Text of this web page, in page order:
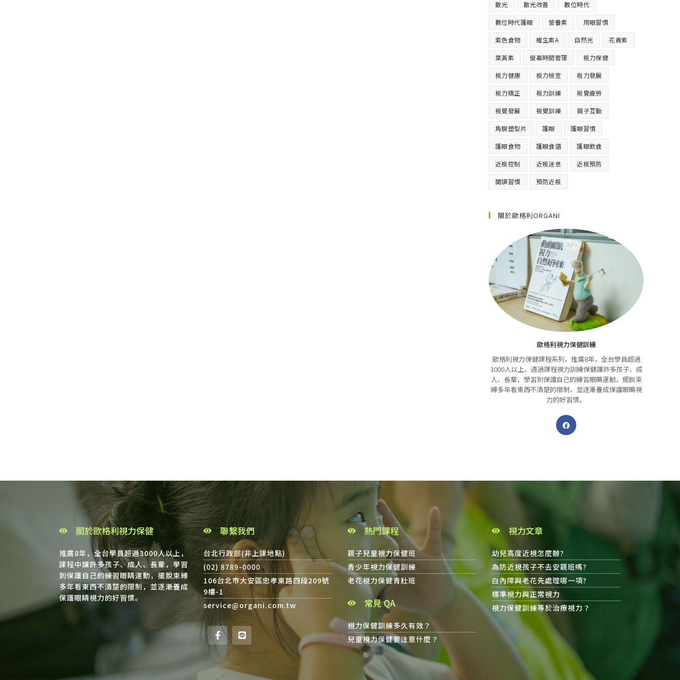
散光 散光改善 數位時代
數位時代護眼 營養素 用眼習慣
紫色食物 維生素A 自然光 花青素
葉黃素 螢幕時間管理 視力保健
視力健康 視力檢查 視力發展
視力矯正 視力訓練 視覺疲勞
視覺發展 視覺訓練 親子互動
角膜塑型片 護眼 護眼習慣
護眼食物 護眼食譜 護眼飲食
近視控制 近視迷思 近視預防
閱讀習慣 預防近視
關於歐格利ORGANI
歐格利視力保健訓練
歐格利視力保健課程系列，推廣8年，全台學員超過
3000人以上，透過課程視力訓練保健讓許多孩子、成
人、長輩，學習到保護自己的練習眼睛運動，擺脫束
縛多年看東西不清楚的限制，並逐漸養成保護眼睛視
力的好習慣。
關於歐格利視力保健
推廣8年，全台學員超過3000人以上，
課程中讓許多孩子、成人、長輩，學習
到保護自己的練習眼睛運動，擺脫束縛
多年看東西不清楚的限制，並逐漸養成
保護眼睛視力的好習慣。
聯繫我們
台北行政部(非上課地點)
(02) 8789-0000
106台北市大安區忠孝東路四段209號
9樓-1
service@organi.com.tw
熱門課程
親子兒童視力保健班
青少年視力保健訓練
老花視力保健青壯班
常見 QA
視力保健訓練多久有效？
兒童視力保健要注意什麼？
視力文章
幼兒高度近視怎麼辦?
為防近視孩子不去安親班嗎?
白內障與老花先處理哪一項?
標準視力與正常視力
視力保健訓練等於治療視力？